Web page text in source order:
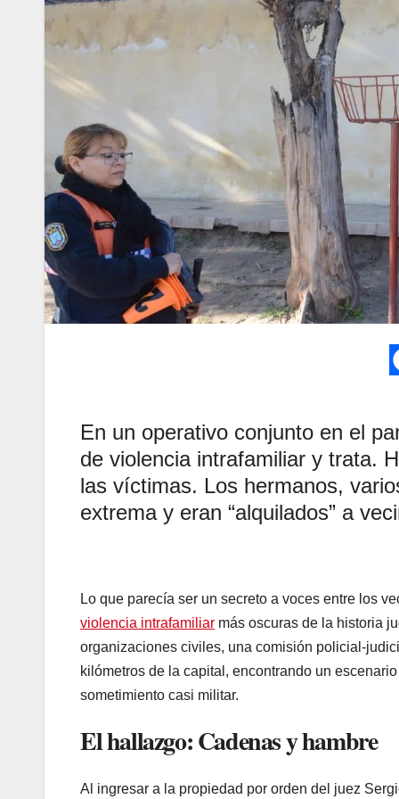
En un operativo conjunto en el
de violencia intrafamiliar y trata.
las víctimas. Los hermanos,
extrema y eran “alquilados” a
Lo que parecía ser un secreto a voces entre los
violencia intrafamiliar más oscuras de la historia
organizaciones civiles, una comisión policial-
kilómetros de la capital, encontrando un
sometimiento casi militar.
El hallazgo: Cadenas y hambre
Al ingresar a la propiedad por orden del juez